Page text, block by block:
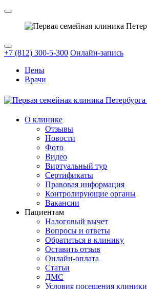
+7 (812) 300-5-300 Онлайн-запись
Цены
Врачи
О клинике
Отзывы
Новости
Фото
Видео
Виртуальный тур
Сертификаты
Правовая информация
Контролирующие органы
Вакансии
Пациентам
Налоговый вычет
Вопросы и ответы
Обратиться в клинику
Оставить отзыв
Онлайн-оплата
Статьи
ДМС
Условия посещения клиники